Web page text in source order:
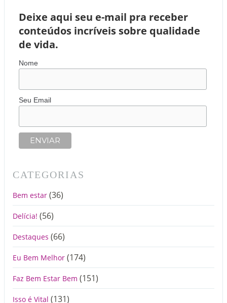
Deixe aqui seu e-mail pra receber
conteúdos incríveis sobre qualidade
de vida.
Nome
Seu Email
CATEGORIAS
Bem estar (36)
Delícia! (56)
Destaques (66)
Eu Bem Melhor (174)
Faz Bem Estar Bem (151)
Isso é Vital (131)